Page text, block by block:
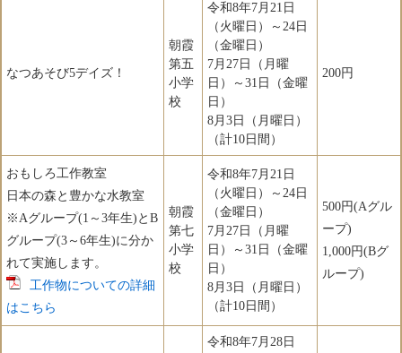
なつあそび5デイズ！
朝霞
第五
小学
校
令和8年7月21日
（火曜日）～24日
（金曜日）
7月27日（月曜
日）～31日（金曜
日）
8月3日（月曜日）
（計10日間）
200円
おもしろ工作教室
日本の森と豊かな水教室
※Aグループ(1～3年生)とB
グループ(3～6年生)に分か
れて実施します。
工作物についての詳細
はこちら
朝霞
第七
小学
校
令和8年7月21日
（火曜日）～24日
（金曜日）
7月27日（月曜
日）～31日（金曜
日）
8月3日（月曜日）
（計10日間）
500円(Aグル
ープ)
1,000円(Bグ
ループ)
令和8年7月28日